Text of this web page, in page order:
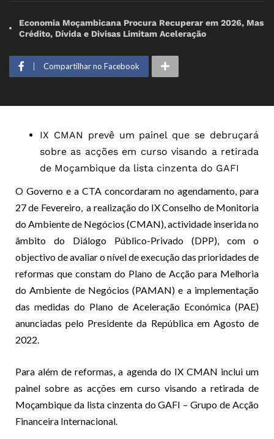
Economia Moçambicana Procura Recuperar em 2026, Mas
Crédito, Dívida e Divisas Limitam Aceleração
Compartilhar no Facebook
IX CMAN prevê um painel que se debruçará
sobre as acções em curso visando a retirada
de Moçambique da lista cinzenta do GAFI
O Governo e a CTA concordaram no agendamento, para
27 de Fevereiro, a realização do IX Conselho de Monitoria
do Ambiente de Negócios (CMAN), actividade inserida no
âmbito do Diálogo Público-Privado (DPP), com o
objectivo de avaliar o nível de execução das prioridades de
reformas que constam do Plano de Acção para Melhoria
do Ambiente de Negócios (PAMAN) e a implementação
das medidas do Plano de Aceleração Económica (PAE)
anunciadas pelo Presidente da República em Agosto de
2022.
Para além de reformas, a agenda do IX CMAN inclui um
painel sobre as acções em curso visando a retirada de
Moçambique da lista cinzenta do GAFI – Grupo de Acção
Financeira Internacional.